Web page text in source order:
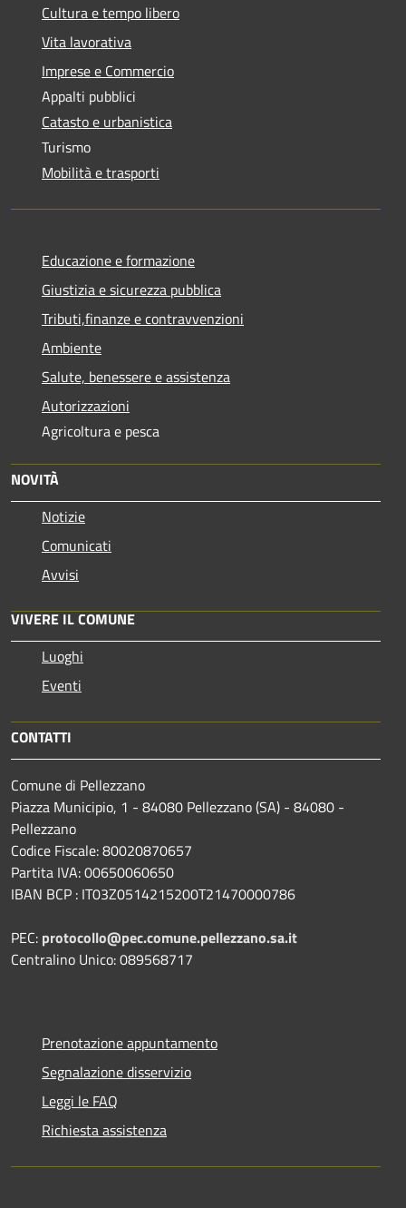
Cultura e tempo libero
Vita lavorativa
Imprese e Commercio
Appalti pubblici
Catasto e urbanistica
Turismo
Mobilità e trasporti
Educazione e formazione
Giustizia e sicurezza pubblica
Tributi,finanze e contravvenzioni
Ambiente
Salute, benessere e assistenza
Autorizzazioni
Agricoltura e pesca
NOVITÀ
Notizie
Comunicati
Avvisi
VIVERE IL COMUNE
Luoghi
Eventi
CONTATTI
Comune di Pellezzano
Piazza Municipio, 1 - 84080 Pellezzano (SA) - 84080 -
Pellezzano
Codice Fiscale: 80020870657
Partita IVA: 00650060650
IBAN BCP : IT03Z0514215200T21470000786
PEC: protocollo@pec.comune.pellezzano.sa.it
Centralino Unico: 089568717
Prenotazione appuntamento
Segnalazione disservizio
Leggi le FAQ
Richiesta assistenza